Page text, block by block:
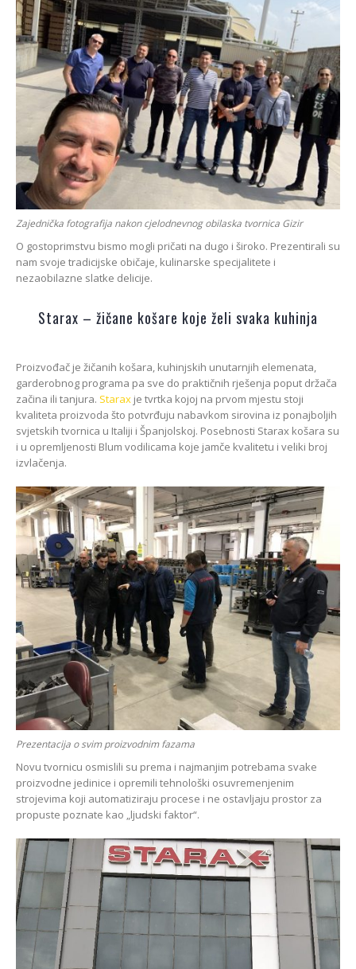
Zajednička fotografija nakon cjelodnevnog obilaska tvornica Gizir
O gostoprimstvu bismo mogli pričati na dugo i široko. Prezentirali su
nam svoje tradicijske običaje, kulinarske specijalitete i
nezaobilazne slatke delicije.
Starax – žičane košare koje želi svaka kuhinja
Proizvođač je žičanih košara, kuhinjskih unutarnjih elemenata,
garderobnog programa pa sve do praktičnih rješenja poput držača
začina ili tanjura. Starax je tvrtka kojoj na prvom mjestu stoji
kvaliteta proizvoda što potvrđuju nabavkom sirovina iz ponajboljih
svjetskih tvornica u Italiji i Španjolskoj. Posebnosti Starax košara su
i u opremljenosti Blum vodilicama koje jamče kvalitetu i veliki broj
izvlačenja.
Prezentacija o svim proizvodnim fazama
Novu tvornicu osmislili su prema i najmanjim potrebama svake
proizvodne jedinice i opremili tehnološki osuvremenjenim
strojevima koji automatiziraju procese i ne ostavljaju prostor za
propuste poznate kao „ljudski faktor“.